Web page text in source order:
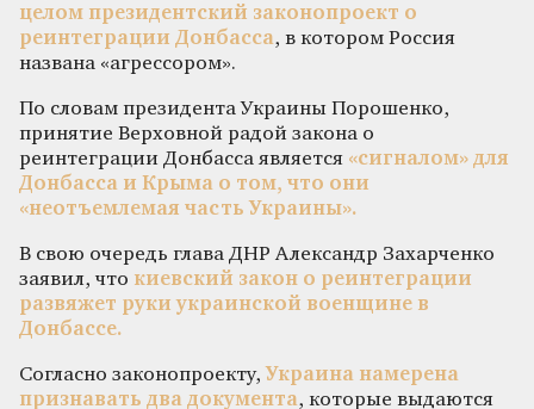
целом президентский законопроект о
реинтеграции Донбасса, в котором Россия
названа «агрессором».
По словам президента Украины Порошенко,
принятие Верховной радой закона о
реинтеграции Донбасса является «сигналом» для
Донбасса и Крыма о том, что они
«неотъемлемая часть Украины».
В свою очередь глава ДНР Александр Захарченко
заявил, что киевский закон о реинтеграции
развяжет руки украинской военщине в
Донбассе.
Согласно законопроекту, Украина намерена
признавать два документа, которые выдаются